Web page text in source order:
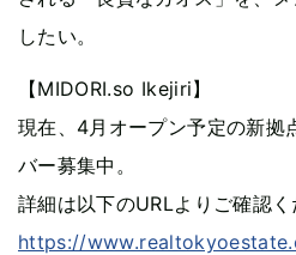
したい。
【MIDORI.so Ikejiri】
現在、4月オープン予定の新
バー募集中。
詳細は以下のURLよりご確認く
https://